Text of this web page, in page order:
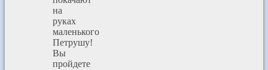
на
руках
маленького
Петрушу!
Вы
пройдете